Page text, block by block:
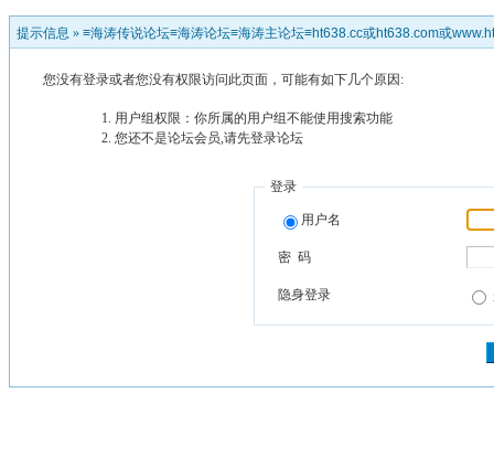
提示信息 » ≡海涛传说论坛≡海涛论坛≡海涛主论坛≡ht638.cc或ht638.com或
您没有登录或者您没有权限访问此页面，可能有如下几个原因:
用户组权限：你所属的用户组不能使用搜索功能
您还不是论坛会员,请先登录论坛
登录
用户名
密 码
隐身登录